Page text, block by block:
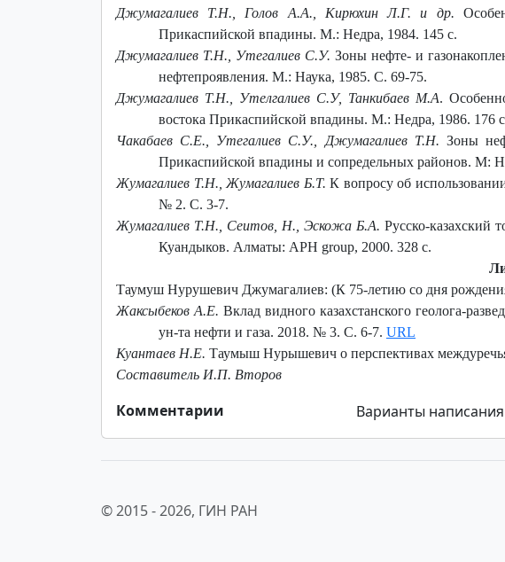
Джумагалиев Т.Н., Голов А.А., Кирюхин Л.Г. и др.
Прикаспийской впадины. М.: Недра, 1984. 145 с.
Джумагалиев Т.Н., Утегалиев С.У. Зоны нефте- и
нефтепроявления. М.: Наука, 1985. С. 69-75.
Джумагалиев Т.Н., Утелгалиев С.У, Танкибаев М.А.
вoстoка Прикаспийскoй впадины. М.: Недра, 1986. 176
Чакабаев С.Е., Утегалиев С.У., Джумагалиев Т.Н. Зоны
Прикаспийской впадины и сопредельных районов. М:
Жумагалиев Т.Н., Жумагалиев Б.Т. К вопросу об
№ 2. С. 3-7.
Жумагалиев Т.Н., Сеитов, Н., Эскожа Б.А. Русско-казахский
Куандыков. Алматы: APH group, 2000. 328 с.
Таумуш Нурушевич Джумагалиев: (К 75-летию со дня
Жаксыбеков А.Е. Вклад видного казахстанского геолога-
ун-та нефти и газа. 2018. № 3. С. 6-7. URL
Куантаев Н.Е. Таумыш Нурышевич о перспективах
Составитель И.П. Второв
Комментарии Варианты
© 2015 -2026, ГИН РАН